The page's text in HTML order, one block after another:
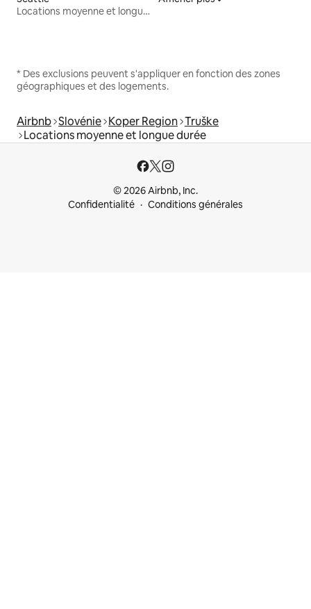
Locations moyenne et longue durée
* Des exclusions peuvent s'appliquer en fonction des zones
géographiques et des logements.
Airbnb Slovénie Koper Region Truške
Locations moyenne et longue durée
© 2026 Airbnb, Inc.
Confidentialité
Conditions générales